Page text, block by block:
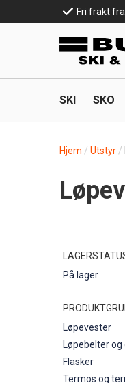
til
hovedinnhold
Top
Line
Fri frakt
SKI SKO
Hjem Utstyr
På lager
Løpevester
Løpebelter
Flasker
Termos og